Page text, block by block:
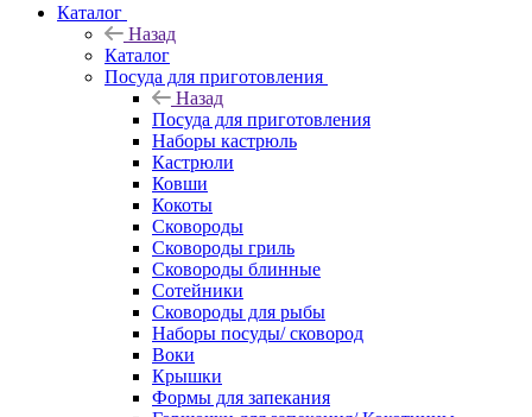
Каталог
Назад
Каталог
Посуда для приготовления
Назад
Посуда для приготовления
Наборы кастрюль
Кастрюли
Ковши
Кокоты
Сковороды
Сковороды гриль
Сковороды блинные
Сотейники
Сковороды для рыбы
Наборы посуды/ сковород
Воки
Крышки
Формы для запекания